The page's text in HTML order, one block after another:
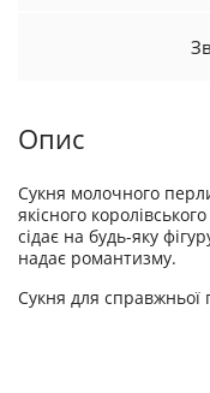
Опис
Сукня молочного
якісного
сідає на будь-яку
надає романтизму.
Сукня для справжньої